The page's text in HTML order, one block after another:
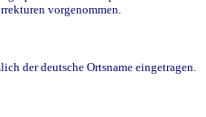
vorgenommen.
der deutsche Ortsname eingetragen.